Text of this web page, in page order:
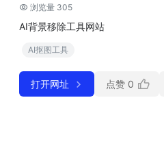
浏览量 305
AI背景移除工具网站
AI抠图工具
打开网址 点赞 0